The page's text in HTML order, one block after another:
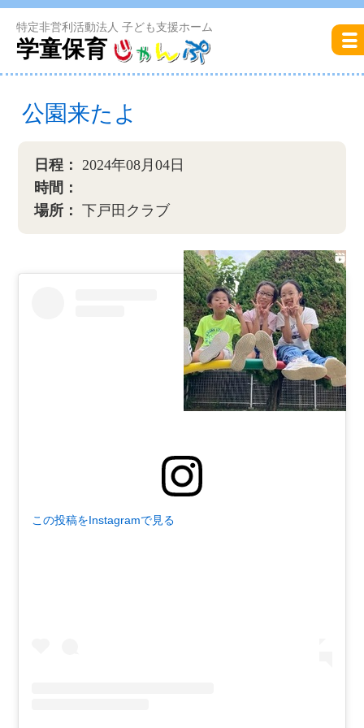
特定非営利活動法人 子ども支援ホーム
学童保育
公園来たよ
日程： 2024年08月04日
時間：
場所：下戸田クラブ
この投稿をInstagramで見る